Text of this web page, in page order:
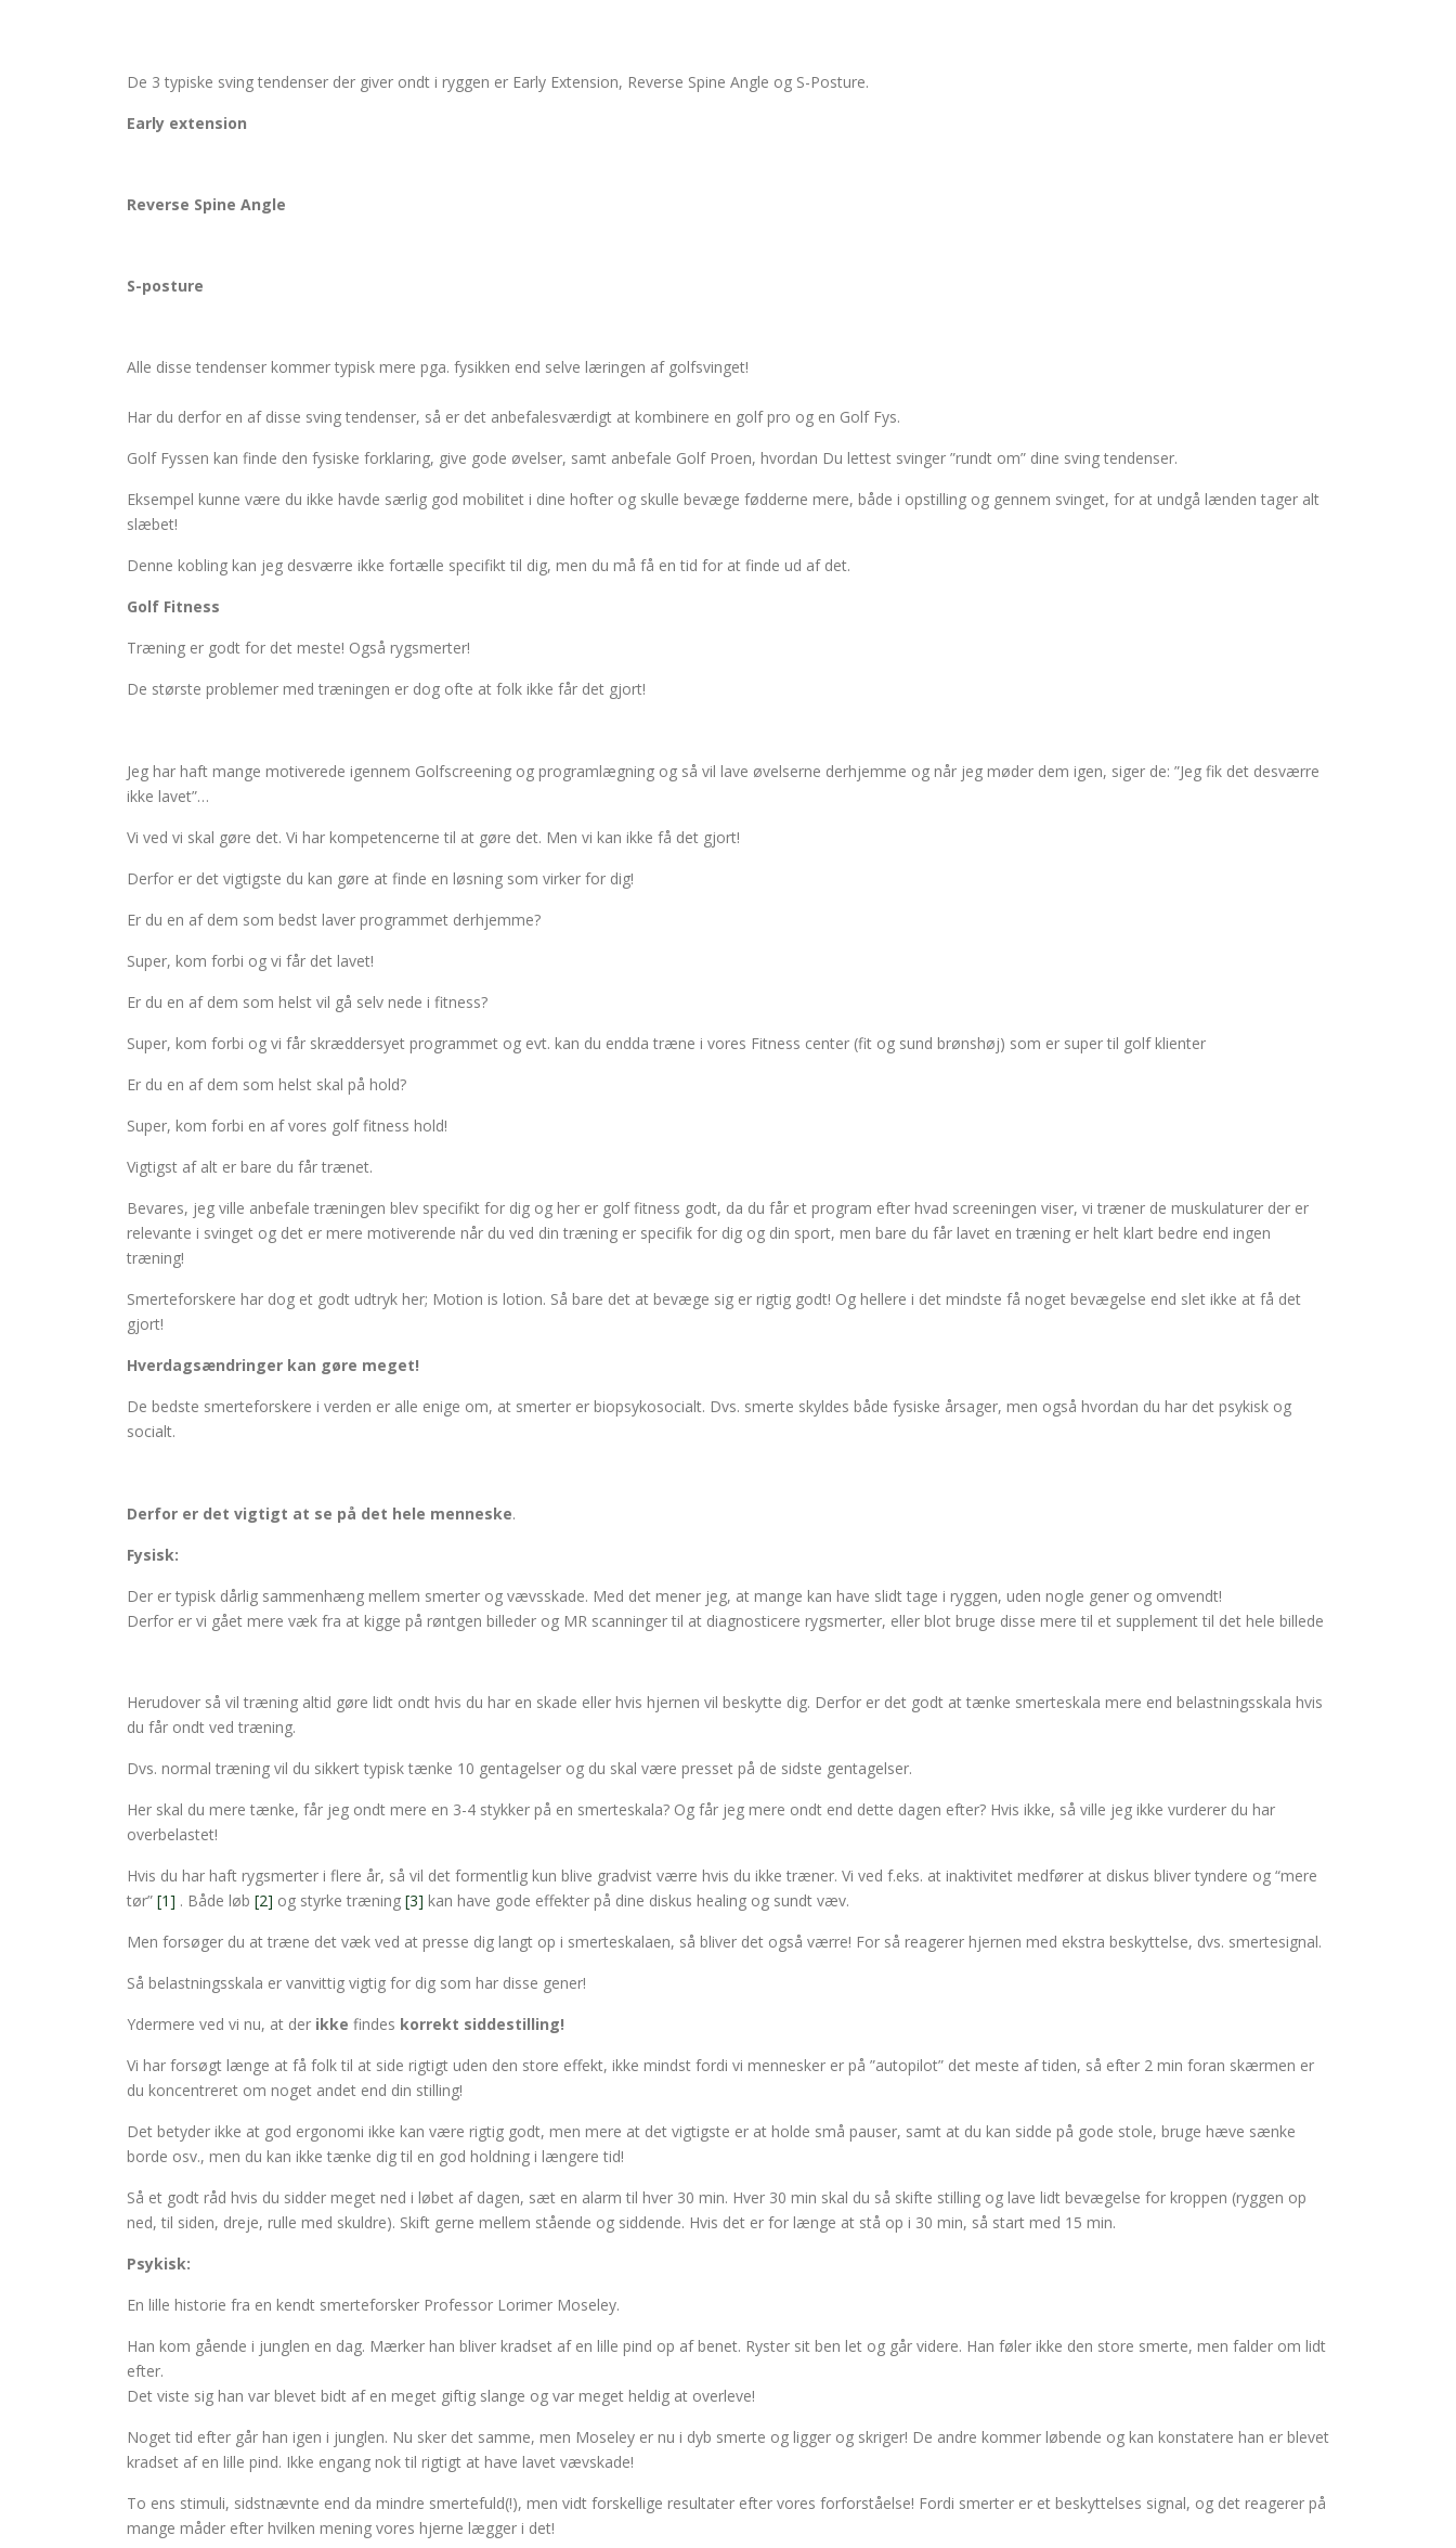
De 3 typiske sving tendenser der giver ondt i ryggen er Early Extension, Reverse Spine Angle og S-Posture.
Early extension
Reverse Spine Angle
S-posture
Alle disse tendenser kommer typisk mere pga. fysikken end selve læringen af golfsvinget!
Har du derfor en af disse sving tendenser, så er det anbefalesværdigt at kombinere en golf pro og en Golf Fys.
Golf Fyssen kan finde den fysiske forklaring, give gode øvelser, samt anbefale Golf Proen, hvordan Du lettest svinger ”rundt om” dine sving tendenser.
Eksempel kunne være du ikke havde særlig god mobilitet i dine hofter og skulle bevæge fødderne mere, både i opstilling og gennem svinget, for at undgå lænden tager alt
slæbet!
Denne kobling kan jeg desværre ikke fortælle specifikt til dig, men du må få en tid for at finde ud af det.
Golf Fitness
Træning er godt for det meste! Også rygsmerter!
De største problemer med træningen er dog ofte at folk ikke får det gjort!
Jeg har haft mange motiverede igennem Golfscreening og programlægning og så vil lave øvelserne derhjemme og når jeg møder dem igen, siger de: ”Jeg fik det desværre
ikke lavet”…
Vi ved vi skal gøre det. Vi har kompetencerne til at gøre det. Men vi kan ikke få det gjort!
Derfor er det vigtigste du kan gøre at finde en løsning som virker for dig!
Er du en af dem som bedst laver programmet derhjemme?
Super, kom forbi og vi får det lavet!
Er du en af dem som helst vil gå selv nede i fitness?
Super, kom forbi og vi får skræddersyet programmet og evt. kan du endda træne i vores Fitness center (fit og sund brønshøj) som er super til golf klienter
Er du en af dem som helst skal på hold?
Super, kom forbi en af vores golf fitness hold!
Vigtigst af alt er bare du får trænet.
Bevares, jeg ville anbefale træningen blev specifikt for dig og her er golf fitness godt, da du får et program efter hvad screeningen viser, vi træner de muskulaturer der er
relevante i svinget og det er mere motiverende når du ved din træning er specifik for dig og din sport, men bare du får lavet en træning er helt klart bedre end ingen
træning!
Smerteforskere har dog et godt udtryk her; Motion is lotion. Så bare det at bevæge sig er rigtig godt! Og hellere i det mindste få noget bevægelse end slet ikke at få det
gjort!
Hverdagsændringer kan gøre meget!
De bedste smerteforskere i verden er alle enige om, at smerter er biopsykosocialt. Dvs. smerte skyldes både fysiske årsager, men også hvordan du har det psykisk og
socialt.
Derfor er det vigtigt at se på det hele menneske.
Fysisk:
Der er typisk dårlig sammenhæng mellem smerter og vævsskade. Med det mener jeg, at mange kan have slidt tage i ryggen, uden nogle gener og omvendt!
Derfor er vi gået mere væk fra at kigge på røntgen billeder og MR scanninger til at diagnosticere rygsmerter, eller blot bruge disse mere til et supplement til det hele billede
Herudover så vil træning altid gøre lidt ondt hvis du har en skade eller hvis hjernen vil beskytte dig. Derfor er det godt at tænke smerteskala mere end belastningsskala hvis
du får ondt ved træning.
Dvs. normal træning vil du sikkert typisk tænke 10 gentagelser og du skal være presset på de sidste gentagelser.
Her skal du mere tænke, får jeg ondt mere en 3-4 stykker på en smerteskala? Og får jeg mere ondt end dette dagen efter? Hvis ikke, så ville jeg ikke vurderer du har
overbelastet!
Hvis du har haft rygsmerter i flere år, så vil det formentlig kun blive gradvist værre hvis du ikke træner. Vi ved f.eks. at inaktivitet medfører at diskus bliver tyndere og “mere
tør” [1] . Både løb [2] og styrke træning [3] kan have gode effekter på dine diskus healing og sundt væv.
Men forsøger du at træne det væk ved at presse dig langt op i smerteskalaen, så bliver det også værre! For så reagerer hjernen med ekstra beskyttelse, dvs. smertesignal.
Så belastningsskala er vanvittig vigtig for dig som har disse gener!
Ydermere ved vi nu, at der ikke findes korrekt siddestilling!
Vi har forsøgt længe at få folk til at side rigtigt uden den store effekt, ikke mindst fordi vi mennesker er på ”autopilot” det meste af tiden, så efter 2 min foran skærmen er
du koncentreret om noget andet end din stilling!
Det betyder ikke at god ergonomi ikke kan være rigtig godt, men mere at det vigtigste er at holde små pauser, samt at du kan sidde på gode stole, bruge hæve sænke
borde osv., men du kan ikke tænke dig til en god holdning i længere tid!
Så et godt råd hvis du sidder meget ned i løbet af dagen, sæt en alarm til hver 30 min. Hver 30 min skal du så skifte stilling og lave lidt bevægelse for kroppen (ryggen op
ned, til siden, dreje, rulle med skuldre). Skift gerne mellem stående og siddende. Hvis det er for længe at stå op i 30 min, så start med 15 min.
Psykisk:
En lille historie fra en kendt smerteforsker Professor Lorimer Moseley.
Han kom gående i junglen en dag. Mærker han bliver kradset af en lille pind op af benet. Ryster sit ben let og går videre. Han føler ikke den store smerte, men falder om lidt
efter.
Det viste sig han var blevet bidt af en meget giftig slange og var meget heldig at overleve!
Noget tid efter går han igen i junglen. Nu sker det samme, men Moseley er nu i dyb smerte og ligger og skriger! De andre kommer løbende og kan konstatere han er blevet
kradset af en lille pind. Ikke engang nok til rigtigt at have lavet vævskade!
To ens stimuli, sidstnævnte end da mindre smertefuld(!), men vidt forskellige resultater efter vores forforståelse! Fordi smerter er et beskyttelses signal, og det reagerer på
mange måder efter hvilken mening vores hjerne lægger i det!